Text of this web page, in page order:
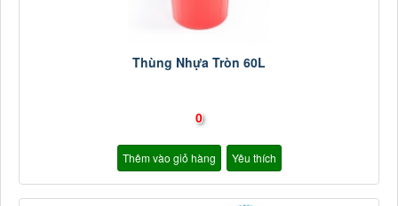
Thùng Nhựa Tròn 60L
0
Thêm vào giỏ hàng Yêu thích